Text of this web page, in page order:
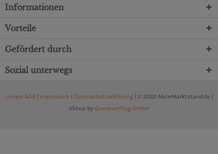
Informationen
Vorteile
Gefördert durch
Sozial unterwegs
Unsere AGB| Impressum Datenschutzerklärung| © 2022 MeinMarktstand.de |
eShop by Quantumfrog GmbH